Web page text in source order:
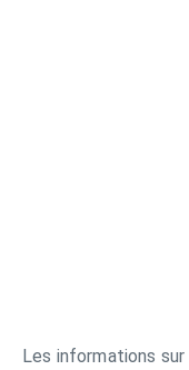
Les informations